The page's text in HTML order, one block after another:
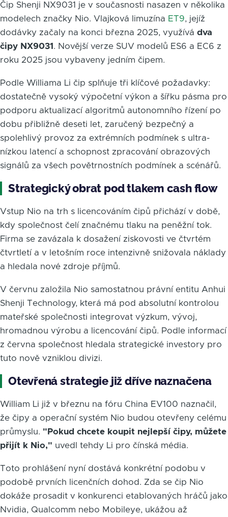
Čip Shenji NX9031 je v současnosti nasazen v několika
modelech značky Nio. Vlajková limuzína ET9, jejíž
dodávky začaly na konci března 2025, využívá dva
čipy NX9031 . Novější verze SUV modelů ES6 a EC6 z
roku 2025 jsou vybaveny jedním čipem.
Podle Williama Li čip splňuje tři klíčové požadavky:
dostatečně vysoký výpočetní výkon a šířku pásma pro
podporu aktualizací algoritmů autonomního řízení po
dobu přibližně deseti let, zaručený bezpečný a
spolehlivý provoz za extrémních podmínek s ultra-
nízkou latencí a schopnost zpracování obrazových
signálů za všech povětrnostních podmínek a scénářů.
Strategický obrat pod tlakem cash flow
Vstup Nio na trh s licencováním čipů přichází v době,
kdy společnost čelí značnému tlaku na peněžní tok.
Firma se zavázala k dosažení ziskovosti ve čtvrtém
čtvrtletí a v letošním roce intenzivně snižovala náklady
a hledala nové zdroje příjmů.
V červnu založila Nio samostatnou právní entitu Anhui
Shenji Technology, která má pod absolutní kontrolou
mateřské společnosti integrovat výzkum, vývoj,
hromadnou výrobu a licencování čipů. Podle informací
z června společnost hledala strategické investory pro
tuto nově vzniklou divizi.
Otevřená strategie již dříve naznačena
William Li již v březnu na fóru China EV100 naznačil,
že čipy a operační systém Nio budou otevřeny celému
průmyslu. "Pokud chcete koupit nejlepší čipy, můžete
přijít k Nio," uvedl tehdy Li pro čínská média.
Toto prohlášení nyní dostává konkrétní podobu v
podobě prvních licenčních dohod. Zda se čip Nio
dokáže prosadit v konkurenci etablovaných hráčů jako
Nvidia, Qualcomm nebo Mobileye, ukážou až